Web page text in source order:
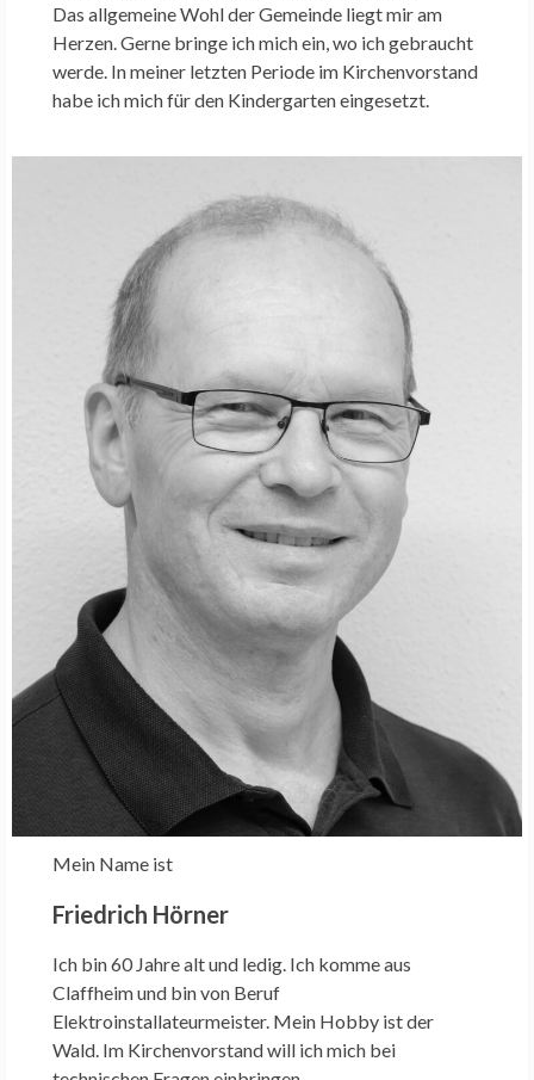
Das allgemeine Wohl der Gemeinde liegt mir am
Herzen. Gerne bringe ich mich ein, wo ich gebraucht
werde. In meiner letzten Periode im Kirchenvorstand
habe ich mich für den Kindergarten eingesetzt.
Mein Name ist
Friedrich Hörner
Ich bin 60 Jahre alt und ledig. Ich komme aus
Claffheim und bin von Beruf
Elektroinstallateurmeister. Mein Hobby ist der
Wald. Im Kirchenvorstand will ich mich bei